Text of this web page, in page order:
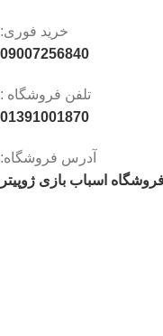
خرید فوری:
09007256840
تلفن فروشگاه :
01391001870
آدرس فروشگاه:
اسباب بازی ژوپیتر